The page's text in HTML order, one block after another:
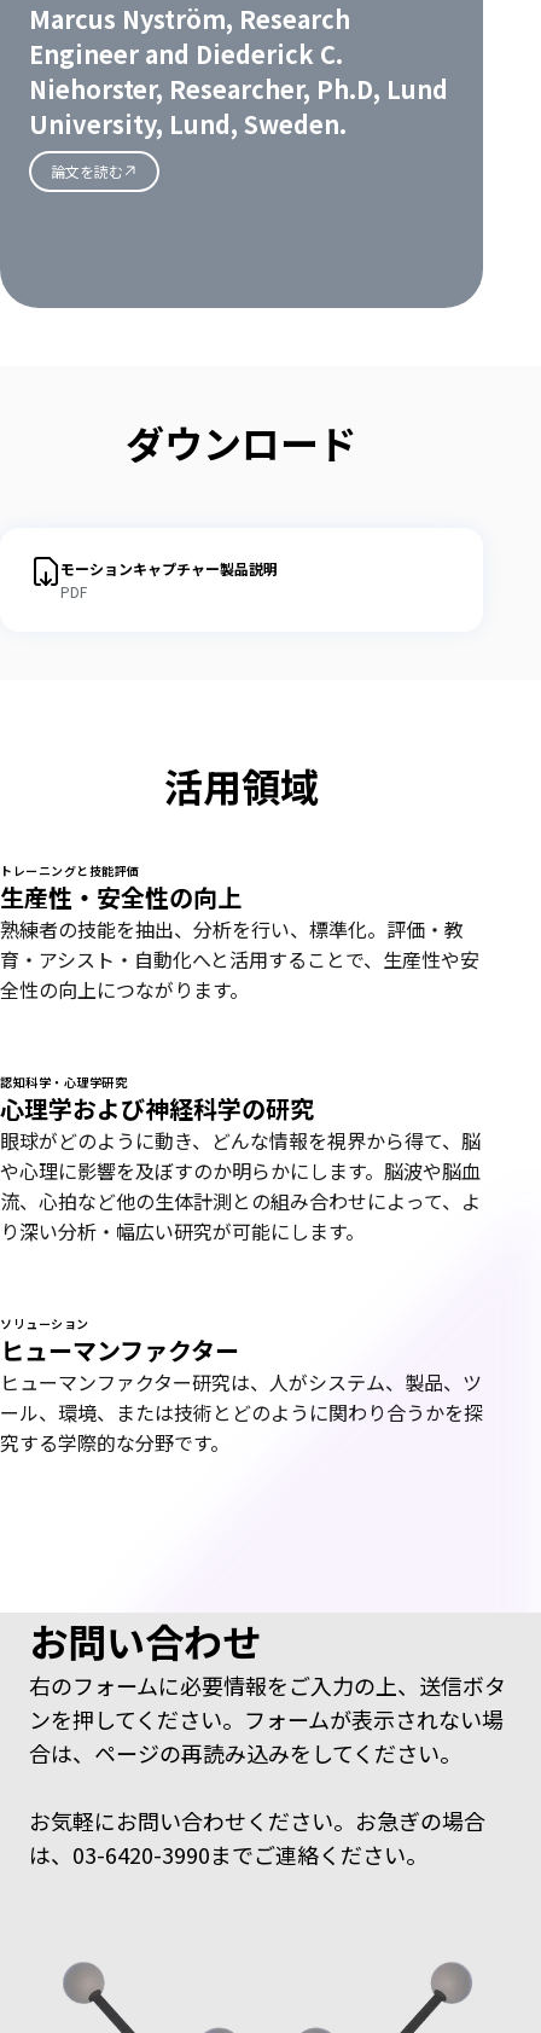
Marcus Nyström, Research
Engineer and Diederick C.
Niehorster, Researcher, Ph.D, Lund
University, Lund, Sweden.
論文を読む
ロ
ダウンロード
モーションキャプチャー製品説明
PDF
活用領域
トレーニングと技能評価
生産性・安全性の向上
熟練者の技能を抽出、分析を行い、標準化。評価・教
育・アシスト・自動化へと活用することで、生産性や安
全性の向上につながります。
認知科学・心理学研究
心理学および神経科学の研究
眼球がどのように動き、どんな情報を視界から得て、脳
や心理に影響を及ぼすのか明らかにします。脳波や脳血
流、心拍など他の生体計測との組み合わせによって、よ
り深い分析・幅広い研究が可能にします。
ソリューション
ヒューマンファクター
ヒューマンファクター研究は、人がシステム、製品、ツ
ール、環境、または技術とどのように関わり合うかを探
究する学際的な分野です。
お問い合わせ
右のフォームに必要情報をご入力の上、送信ボタ
ンを押してください。フォームが表示されない場
合は、ページの再読み込みをしてください。
お気軽にお問い合わせください。お急ぎの場合
は、03-6420-3990までご連絡ください。